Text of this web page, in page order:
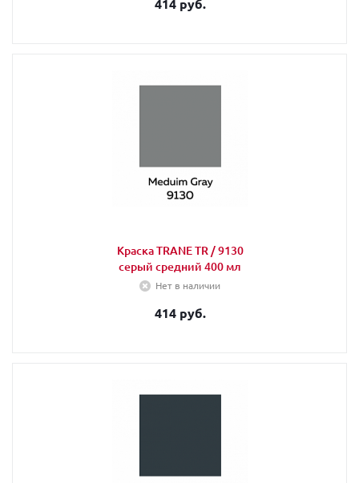
414 руб.
Краска TRANE TR / 9130
серый средний 400 мл
Нет в наличии
414 руб.